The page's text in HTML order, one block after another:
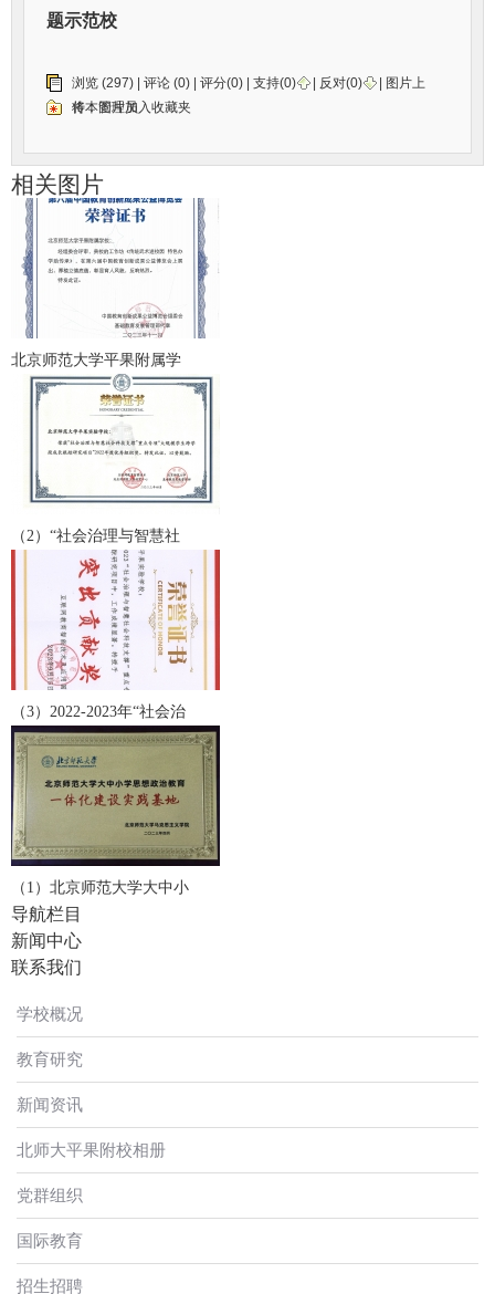
题示范校
浏览 (297) | 评论 (0) | 评分(0) | 支持(0) 反对(0)
| 图片上
传：管理员
将本图片加入收藏夹
相关图片
北京师范大学平果附属学
（2）“社会治理与智慧社
（3）2022-2023年“社会治
（1）北京师范大学大中小
导航栏目
新闻中心
联系我们
学校概况
教育研究
新闻资讯
北师大平果附校相册
党群组织
国际教育
招生招聘